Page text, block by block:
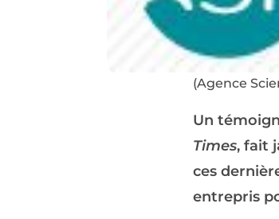
(Agence
Un
Times, fait
ces
entrepris